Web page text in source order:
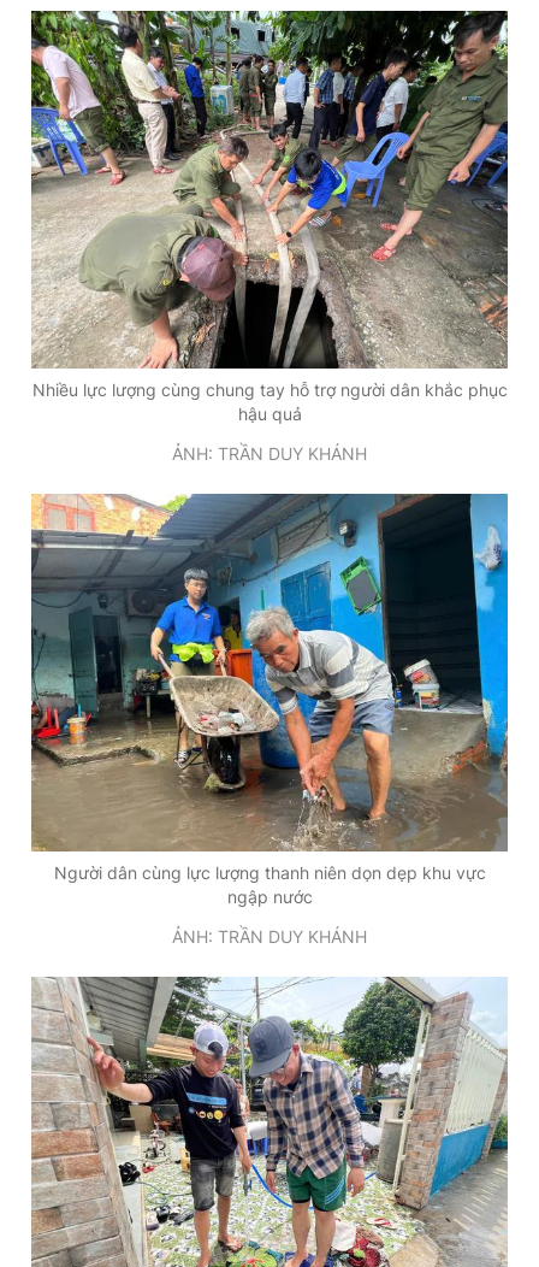
Nhiều lực lượng cùng chung tay hỗ trợ người dân khắc phục
hậu quả
ẢNH: TRẦN DUY KHÁNH
Người dân cùng lực lượng thanh niên dọn dẹp khu vực
ngập nước
ẢNH: TRẦN DUY KHÁNH